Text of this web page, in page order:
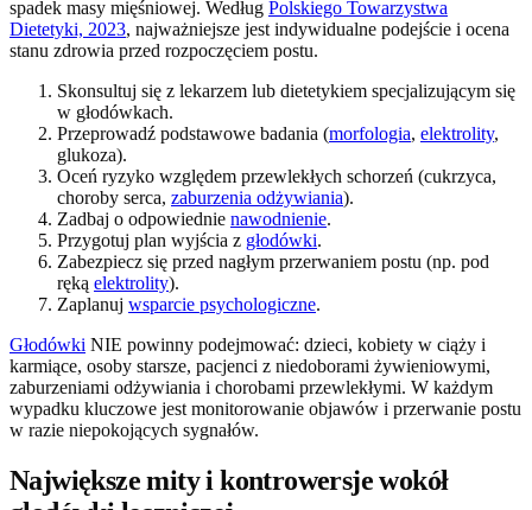
spadek masy mięśniowej. Według Polskiego Towarzystwa
Dietetyki, 2023, najważniejsze jest indywidualne podejście i ocena
stanu zdrowia przed rozpoczęciem postu.
Skonsultuj się z lekarzem lub dietetykiem specjalizującym się
w głodówkach.
Przeprowadź podstawowe badania (morfologia, elektrolity,
glukoza).
Oceń ryzyko względem przewlekłych schorzeń (cukrzyca,
choroby serca, zaburzenia odżywiania).
Zadbaj o odpowiednie nawodnienie.
Przygotuj plan wyjścia z głodówki.
Zabezpiecz się przed nagłym przerwaniem postu (np. pod
ręką elektrolity).
Zaplanuj wsparcie psychologiczne.
Głodówki NIE powinny podejmować: dzieci, kobiety w ciąży i
karmiące, osoby starsze, pacjenci z niedoborami żywieniowymi,
zaburzeniami odżywiania i chorobami przewlekłymi. W każdym
wypadku kluczowe jest monitorowanie objawów i przerwanie postu
w razie niepokojących sygnałów.
Największe mity i kontrowersje wokół